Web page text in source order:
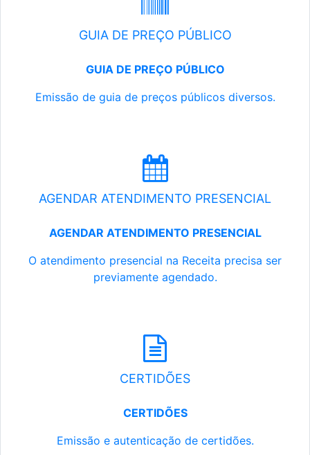
GUIA DE PREÇO PÚBLICO
GUIA DE PREÇO PÚBLICO
Emissão de guia de preços públicos diversos.
AGENDAR ATENDIMENTO PRESENCIAL
AGENDAR ATENDIMENTO PRESENCIAL
O atendimento presencial na Receita precisa ser
previamente agendado.
CERTIDÕES
CERTIDÕES
Emissão e autenticação de certidões.